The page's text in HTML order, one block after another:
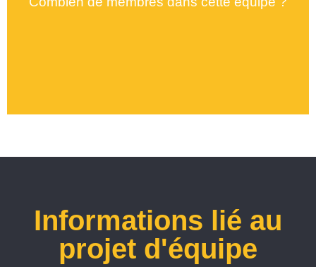
Informations lié au
projet d'équipe